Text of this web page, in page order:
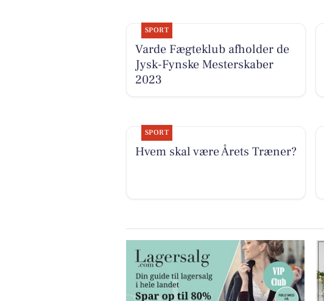
SPORT
Varde Fægteklub afholder de
Jysk-Fynske Mesterskaber
2023
SPORT
Hvem skal være Årets Træner?